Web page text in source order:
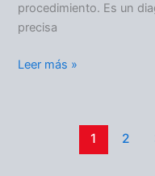
procedimiento. Es un
precisa
Leer más »
1 2